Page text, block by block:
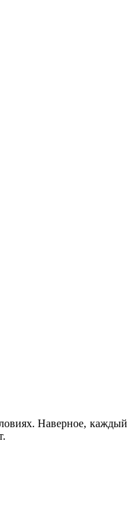
Наверное, каждый